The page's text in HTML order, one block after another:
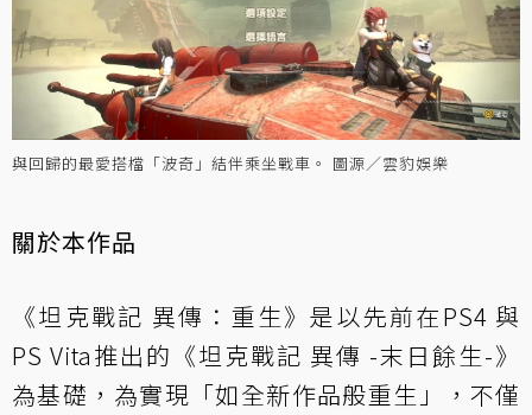
與回歸的最愛搭檔「波奇」結伴乘坐戰車。 圖源／雲豹娛樂
關於本作品
《坦克戰記 異傳：重生》是以先前在PS4 與
PS Vita推出的《坦克戰記 異傳 -末日餘生-》
為基礎，為實現「如全新作品般重生」，不僅